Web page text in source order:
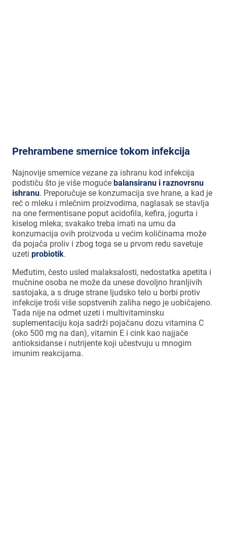
Prehrambene smernice tokom infekcija
Najnovije smernice vezane za ishranu kod infekcija
podstiču što je više moguće balansiranu i raznovrsnu
ishranu. Preporučuje se konzumacija sve hrane, a kad je
reč o mleku i mlečnim proizvodima, naglasak se stavlja
na one fermentisane poput acidofila, kefira, jogurta i
kiselog mleka; svakako treba imati na umu da
konzumacija ovih proizvoda u većim količinama može
da pojača proliv i zbog toga se u prvom redu savetuje
uzeti probiotik.
Međutim, često usled malaksalosti, nedostatka apetita i
mučnine osoba ne može da unese dovoljno hranljivih
sastojaka, a s druge strane ljudsko telo u borbi protiv
infekcije troši više sopstvenih zaliha nego je uobičajeno.
Tada nije na odmet uzeti i multivitaminsku
suplementaciju koja sadrži pojačanu dozu vitamina C
(oko 500 mg na dan), vitamin E i cink kao najjače
antioksidanse i nutrijente koji učestvuju u mnogim
imunim reakcijama.